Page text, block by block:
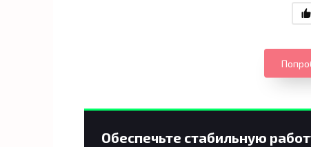
Обеспечьте стабильную